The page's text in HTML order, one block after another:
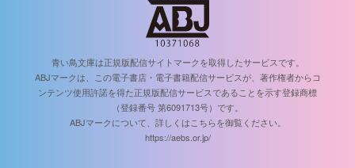
青い鳥文庫は正規版配信サイトマークを取得したサービスです。
ABJマークは、この電子書店・電子書籍配信サービスが、著作権者からコ
ンテンツ使用許諾を得た正規版配信サービスであることを示す登録商標
（登録番号 第6091713号）です。
ABJマークについて、詳しくはこちらを御覧ください。
https://aebs.or.jp/